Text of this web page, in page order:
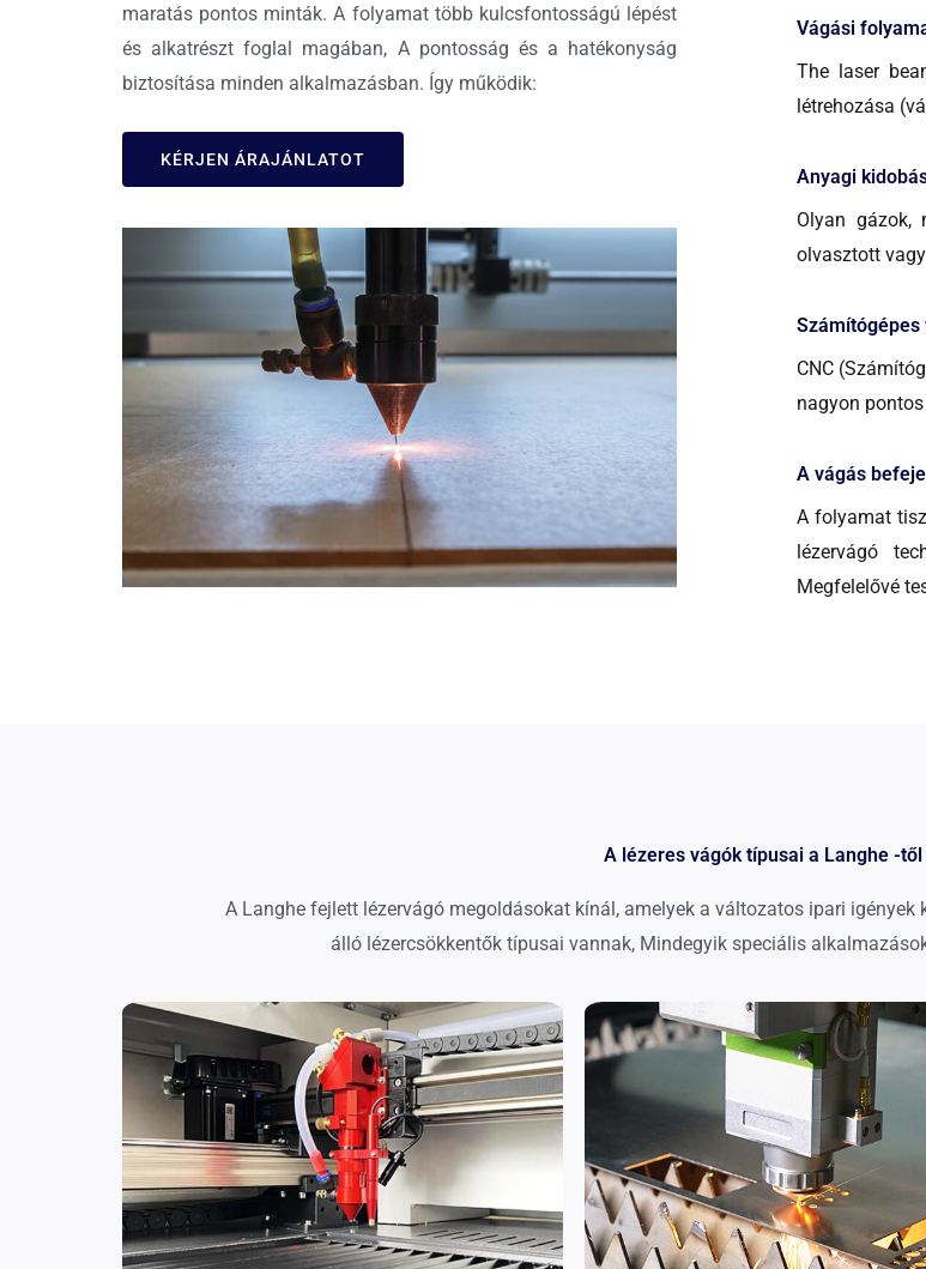
maratás pontos minták. A folyamat több kulcsfontosságú lépést
és alkatrészt foglal magában, A pontosság és a hatékonyság
biztosítása minden alkalmazásban. Így működik:
KÉRJEN ÁRAJÁNLATOT
Vágási
The laser
létrehozása
Anyagi
Olyan gázok,
olvasztott
Számítógépes
CNC
nagyon
A vágás
A folyamat
lézervágó
Megfelelővé
A lézeres vágók típusai a Langhe -
A Langhe fejlett lézervágó megoldásokat kínál, amelyek a változatos ipari igények
álló lézercsökkentők típusai vannak, Mindegyik speciális